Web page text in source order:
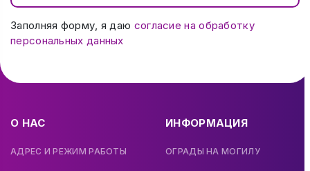
Заполняя форму, я даю согласие на обработку
персональных данных
О НАС
АДРЕС И РЕЖИМ РАБОТЫ
ИНФОРМАЦИЯ
ОГРАДЫ НА МОГИЛУ